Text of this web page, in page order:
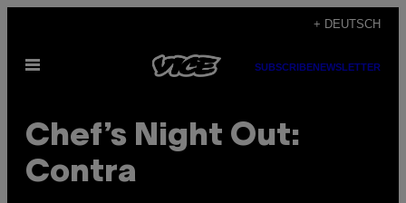
content
+ DEUTSCH
Open
SUBSCRIBENEWSLETTER
Chef’s Night Out:
Contra